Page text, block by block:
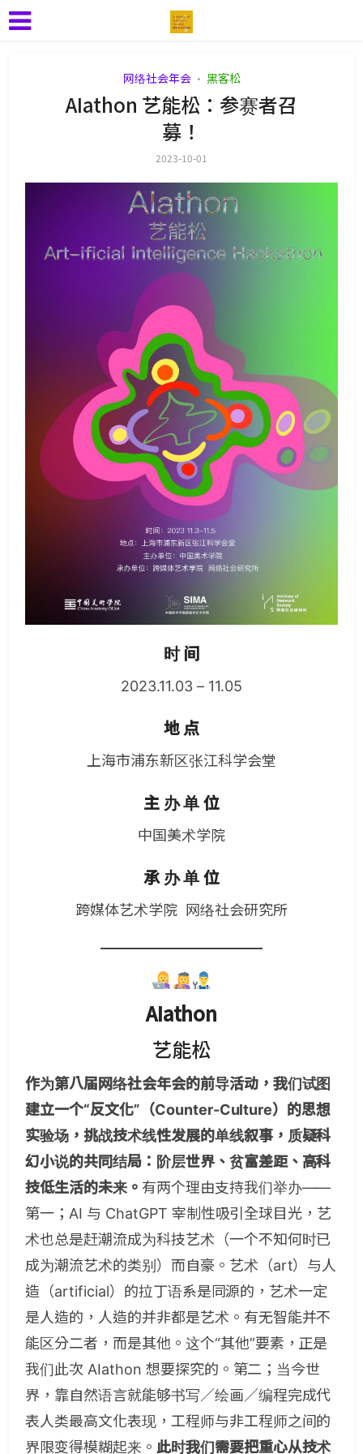
网络社会年会 • 黑客松
AIathon 艺能松：参赛者召
募！
2023-10-01
时 间
2023.11.03 – 11.05
地 点
上海市浦东新区张江科学会堂
主 办 单 位
中国美术学院
承 办 单 位
跨媒体艺术学院 网络社会研究所
AIathon
艺能松
作为第八届网络社会年会的前导活动，我们试图
建立一个“反文化”（Counter-Culture）的思想
实验场，挑战技术线性发展的单线叙事，质疑科
幻小说的共同结局：阶层世界、贫富差距、高科
技低生活的未来。 有两个理由支持我们举办——​
第一；AI 与 ChatGPT 宰制性吸引全球目光，艺
术也总是赶潮流成为科技艺术（一个不知何时已
成为潮流艺术的类别）而自豪。艺术（art）与人
造（artificial）的拉丁语系是同源的，艺术一定
是人造的，人造的并非都是艺术。有无智能并不
能区分二者，而是其他。这个“其他”要素，正是
我们此次 AIathon 想要探究的。第二；当今世
界，靠自然语言就能够书写／绘画／编程完成代
表人类最高文化表现，工程师与非工程师之间的
界限变得模糊起来。 此时我们需要把重心从技术